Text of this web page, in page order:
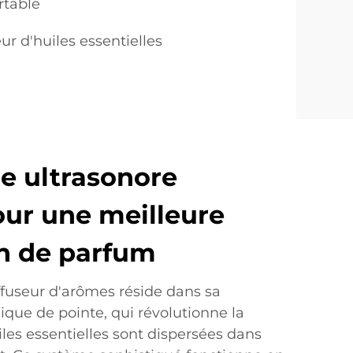
d'huiles essentielles
ultrasonore
une meilleure
de parfum
d'arômes réside dans sa
de pointe, qui révolutionne la
essentielles sont dispersées dans